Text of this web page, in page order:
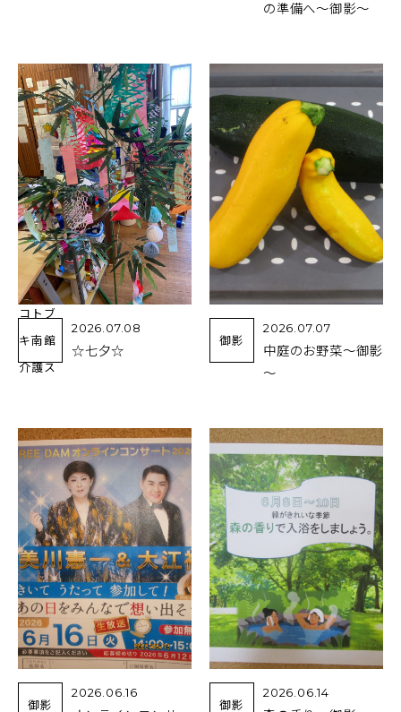
の準備へ～御影～
コトブ
キ南館
介護ス
2026.07.08
☆七夕☆
御影
2026.07.07
中庭のお野菜～御影
～
御影
2026.06.16
御影
2026.06.14